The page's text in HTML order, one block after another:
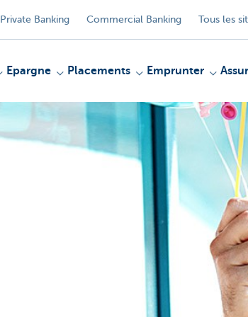
Private Banking Commercial Banking Tous les
Epargne Placements Emprunter